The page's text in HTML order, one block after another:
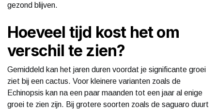
gezond blijven.
Hoeveel tijd kost het om
verschil te zien?
Gemiddeld kan het jaren duren voordat je significante groei
ziet bij een cactus. Voor kleinere varianten zoals de
Echinopsis kan na een paar maanden tot een jaar al enige
groei te zien zijn. Bij grotere soorten zoals de saguaro duurt